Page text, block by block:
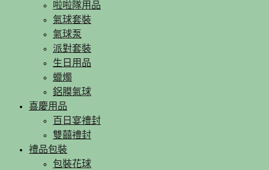
啦啦隊用品
氣球套裝
氣球泵
派對套裝
生日用品
蠟燭
鋁膜氣球
喜慶用品
百日宴禮封
雙囍禮封
禮品包裝
包裝花球